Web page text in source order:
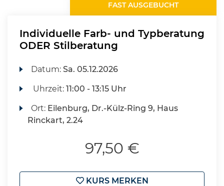
FAST AUSGEBUCHT
Individuelle Farb- und Typberatung
ODER Stilberatung
Datum:Sa. 05.12.2026
Uhrzeit:11:00 - 13:15 Uhr
Ort: Eilenburg, Dr.-Külz-Ring 9, Haus
Rinckart, 2.24
97,50 €
KURS MERKEN